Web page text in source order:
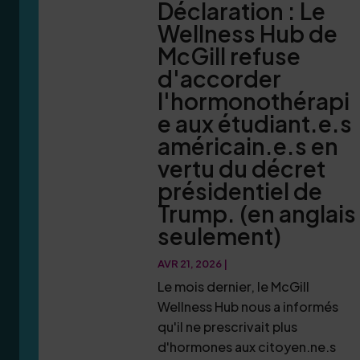
Déclaration : Le
Wellness Hub de
McGill refuse
d'accorder
l'hormonothérapi
e aux étudiant.e.s
américain.e.s en
vertu du décret
présidentiel de
Trump. (en anglais
seulement)
AVR 21, 2026|
Le mois dernier, le McGill
Wellness Hub nous a informés
qu'il ne prescrivait plus
d'hormones aux citoyen.ne.s